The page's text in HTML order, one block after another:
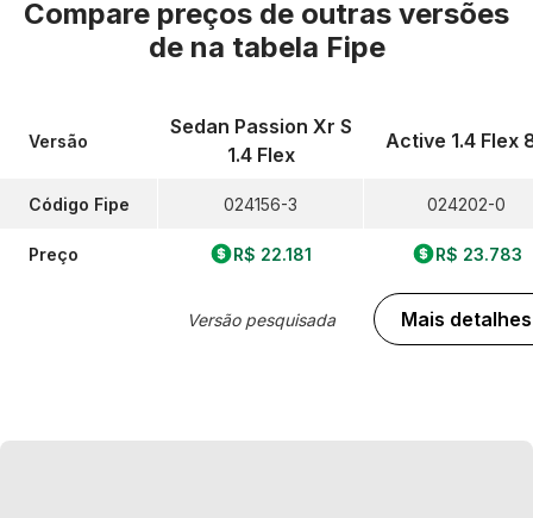
Compare preços de outras versões
de na tabela Fipe
Versão
Código Fipe
Preço
Sedan Passion Xr S
1.4 Flex
024156-3
R$ 22.181
Versão pesquisada
Active 1.4 Flex
024202-0
R$ 23.783
Mais detalhes